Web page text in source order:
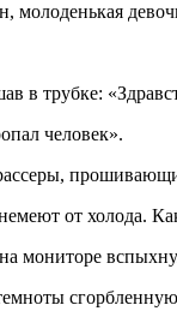
молоденькая
в трубке:
человек».
от холода.
мониторе